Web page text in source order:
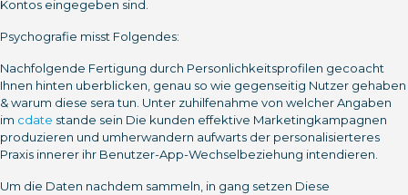
Kontos eingegeben sind.
Psychografie misst Folgendes:
Nachfolgende Fertigung durch Personlichkeitsprofilen gecoacht
Ihnen hinten uberblicken, genau so wie gegenseitig Nutzer gehaben
& warum diese sera tun. Unter zuhilfenahme von welcher Angaben
im cdate stande sein Die kunden effektive Marketingkampagnen
produzieren und umherwandern aufwarts der personalisierteres
Praxis innerer ihr Benutzer-App-Wechselbeziehung intendieren.
Um die Daten nachdem sammeln, in gang setzen Diese